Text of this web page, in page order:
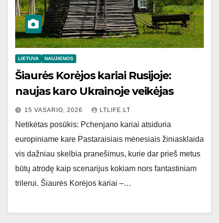
LIETUVA NAUJIENOS
Šiaurės Korėjos kariai Rusijoje:
naujas karo Ukrainoje veikėjas
15 VASARIO, 2026 LTLIFE.LT
Netikėtas posūkis: Pchenjano kariai atsiduria
europiniame kare Pastaraisiais mėnesiais žiniasklaida
vis dažniau skelbia pranešimus, kurie dar prieš metus
būtų atrodę kaip scenarijus kokiam nors fantastiniam
trilerui. Šiaurės Korėjos kariai –…